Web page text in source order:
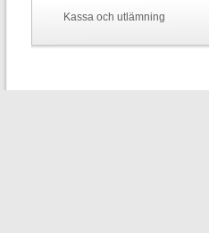
Kassa och utlämning